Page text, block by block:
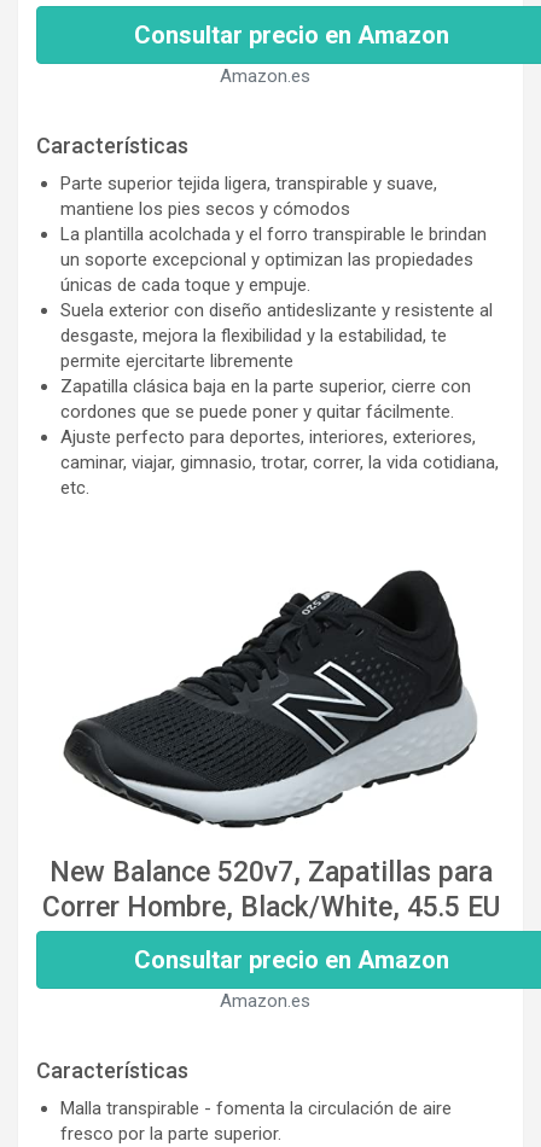
Consultar precio en Amazon
Amazon.es
Características
Parte superior tejida ligera, transpirable y suave,
mantiene los pies secos y cómodos
La plantilla acolchada y el forro transpirable le brindan
un soporte excepcional y optimizan las propiedades
únicas de cada toque y empuje.
Suela exterior con diseño antideslizante y resistente al
desgaste, mejora la flexibilidad y la estabilidad, te
permite ejercitarte libremente
Zapatilla clásica baja en la parte superior, cierre con
cordones que se puede poner y quitar fácilmente.
Ajuste perfecto para deportes, interiores, exteriores,
caminar, viajar, gimnasio, trotar, correr, la vida cotidiana,
etc.
New Balance 520v7, Zapatillas para
Correr Hombre, Black/White, 45.5 EU
Consultar precio en Amazon
Amazon.es
Características
Malla transpirable - fomenta la circulación de aire
fresco por la parte superior.